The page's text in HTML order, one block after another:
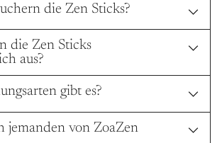
die Zen Sticks?
die Zen Sticks
aus?
gibt es?
jemanden von ZoaZen